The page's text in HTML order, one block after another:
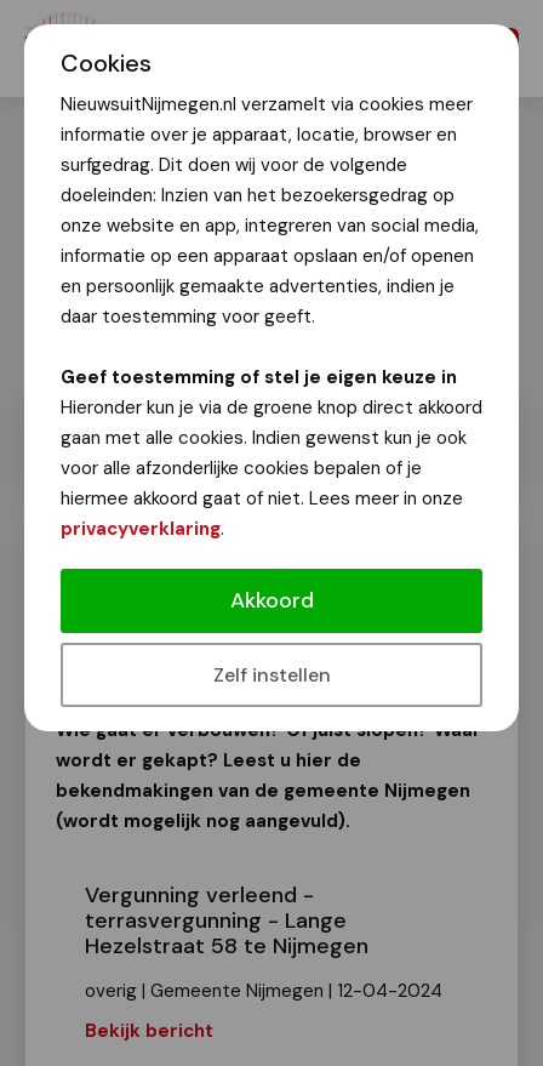
Cookies
NieuwsuitNijmegen.nl verzamelt via cookies meer
informatie over je apparaat, locatie, browser en
surfgedrag. Dit doen wij voor de volgende
doeleinden: Inzien van het bezoekersgedrag op
onze website en app, integreren van social media,
informatie op een apparaat opslaan en/of openen
en persoonlijk gemaakte advertenties, indien je
daar toestemming voor geeft.
Geef toestemming of stel je eigen keuze in
Hieronder kun je via de groene knop direct akkoord
gaan met alle cookies. Indien gewenst kun je ook
voor alle afzonderlijke cookies bepalen of je
hiermee akkoord gaat of niet. Lees meer in onze
privacyverklaring.
Akkoord
Zelf instellen
Bekendmakingen van de gemeente
Van onze redactie
Wie gaat er verbouwen? Of juist slopen? Waar
wordt er gekapt? Leest u hier de
bekendmakingen van de gemeente Nijmegen
(wordt mogelijk nog aangevuld).
Vergunning verleend -
terrasvergunning - Lange
Hezelstraat 58 te Nijmegen
overig | Gemeente Nijmegen | 12-04-2024
Bekijk bericht